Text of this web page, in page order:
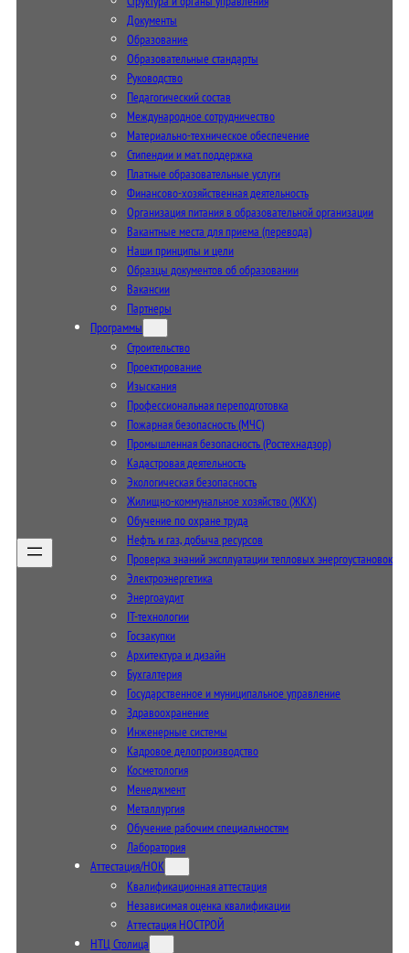
Документы
Образование
Образовательные стандарты
Руководство
Педагогический состав
Международное сотрудничество
Материально-техническое обеспечение
Стипендии и мат. поддержка
Платные образовательные услуги
Финансово-хозяйственная деятельность
Организация питания в образовательной организации
Вакантные места для приема (перевода)
Наши принципы и цели
Образцы документов об образовании
Вакансии
Партнеры
Программы
Строительство
Проектирование
Изыскания
Профессиональная переподготовка
Пожарная безопасность (МЧС)
Промышленная безопасность (Ростехнадзор)
Кадастровая деятельность
Экологическая безопасность
Жилищно-коммунальное хозяйство (ЖКХ)
Обучение по охране труда
Нефть и газ, добыча ресурсов
Проверка знаний эксплуатации тепловых энергоустановок
Электроэнергетика
Энергоаудит
IT-технологии
Госзакупки
Архитектура и дизайн
Бухгалтерия
Государственное и муниципальное управление
Здравоохранение
Инженерные системы
Кадровое делопроизводство
Косметология
Менеджмент
Металлургия
Обучение рабочим специальностям
Лаборатория
Аттестация/НОК
Квалификационная аттестация
Независимая оценка квалификации
Аттестация НОСТРОЙ
НТЦ Столица